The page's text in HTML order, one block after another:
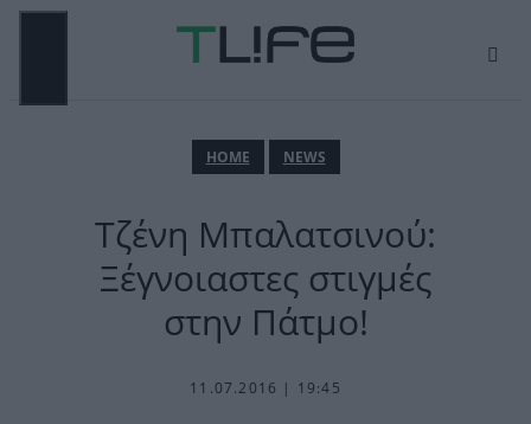
Μετάβαση
ΗΟΜΕ NEWS
Τζένη Μπαλατσινού:
Ξέγνοιαστες στιγμές
στην Πάτμο!
11.07.2016 | 19:45